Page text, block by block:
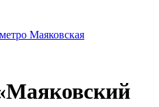
метро Маяковская